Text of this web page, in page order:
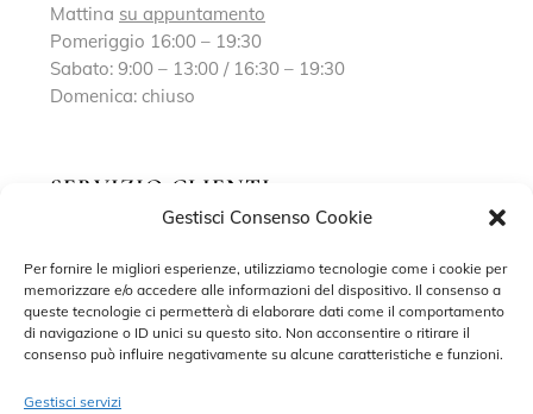
Gestisci Consenso Cookie
Per fornire le migliori esperienze, utilizziamo tecnologie come i cookie per
memorizzare e/o accedere alle informazioni del dispositivo. Il consenso a
queste tecnologie ci permetterà di elaborare dati come il comportamento
di navigazione o ID unici su questo sito. Non acconsentire o ritirare il
consenso può influire negativamente su alcune caratteristiche e funzioni.
Gestisci servizi
Mattina su appuntamento
Pomeriggio 16:00 – 19:30
Sabato: 9:00 – 13:00 / 16:30 – 19:30
Domenica: chiuso
SERVIZIO CLIENTI
Contatti
Privacy Policy